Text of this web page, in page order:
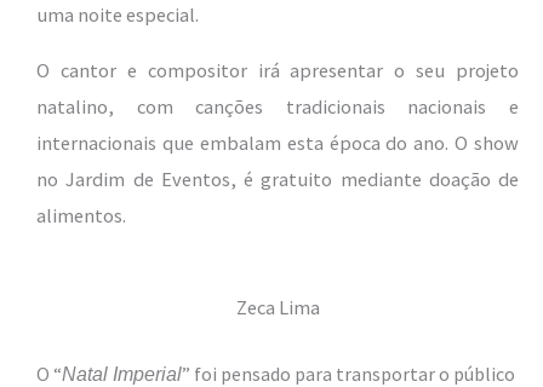
uma noite especial.
O cantor e compositor irá apresentar o seu projeto
natalino, com canções tradicionais nacionais e
internacionais que embalam esta época do ano. O show
no Jardim de Eventos, é gratuito mediante doação de
alimentos.
Zeca Lima
O “Natal Imperial” foi pensado para transportar o público